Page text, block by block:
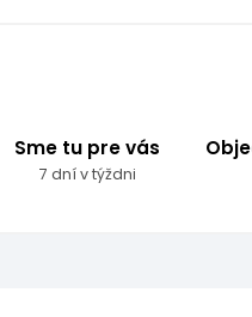
Sme tu pre vás
7 dní v týždni